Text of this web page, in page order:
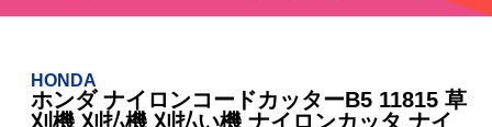
HONDA
ホンダ ナイロンコードカッターB5 11815 草
刈機 刈払機 刈払い機 ナイロンカッタ ナイ